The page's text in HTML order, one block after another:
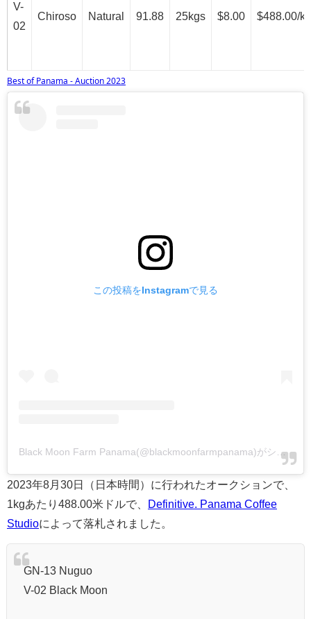
V-
02
Chiroso Natural 91.88 25kgs $8.00 $488.00/kg
Best of Panama - Auction 2023
この投稿をInstagramで見る
Black Moon Farm Panama(@blackmoonfarmpanama)がシェアした投稿
2023年8月30日（日本時間）に行われたオークションで、
1kgあたり488.00米ドルで、
Definitive. Panama Coffee
Studioによって落札されました。
GN-13 Nuguo
V-02 Black Moon